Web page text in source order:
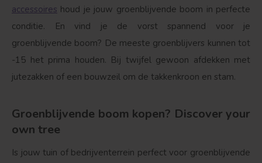
accessoires houd je jouw groenblijvende boom in perfecte
conditie. En vind je de vorst spannend voor je
groenblijvende boom? De meeste groenblijvers kunnen tot
-15 het prima houden. Bij twijfel gewoon afdekken met
jutezakken of een bouwzeil om de takkenkroon en stam.
Groenblijvende boom kopen? Discover your
own tree
Is jouw tuin of bedrijventerrein perfect voor groenblijvende